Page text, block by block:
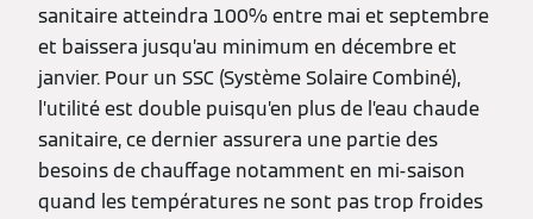
sanitaire atteindra 100% entre mai et septembre
et baissera jusqu’au minimum en décembre et
janvier. Pour un SSC (Système Solaire Combiné),
l’utilité est double puisqu’en plus de l’eau chaude
sanitaire, ce dernier assurera une partie des
besoins de chauffage notamment en mi-saison
quand les températures ne sont pas trop froides